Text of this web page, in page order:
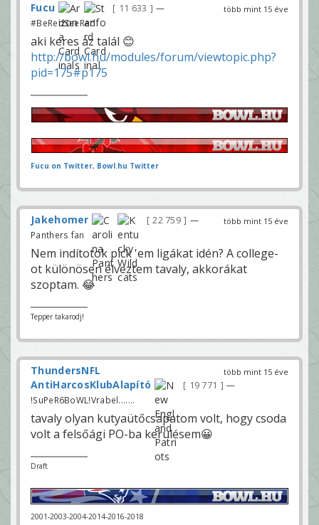
több mint 15 éve
Fucu 11 633
—
#BeRedSeeRed
aki keres az talál 😊
http://bowl.hu/modules/forum/viewtopic.php?
pid=175#p175
Fucu on Twitter, Bowl.hu Twitter
több mint 15 éve
Jakehomer 22 759
—
Panthers fan
Nem indítotok pick 'em ligákat idén? A college-
ot különösen élveztem tavaly, akkorákat
szoptam. 😂
Tepper takarodj!
több mint 15 éve
ThundersNFL
AntiHarcosKlubAlapító
19 771
—
!SuPeR6BoWL!Vrabel.......
tavaly olyan kutyaütőcsapatom volt, hogy csoda
volt a felsőági PO-ba kerülésem😀
Draft
2001-2003-2004-2014-2016-2018